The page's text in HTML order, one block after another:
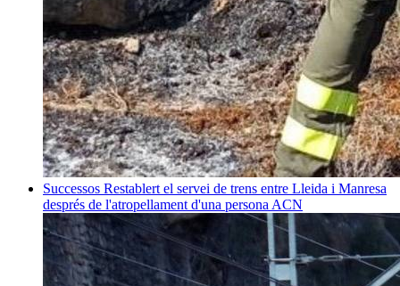
Successos Restablert el servei de trens entre Lleida i Manresa
després de l'atropellament d'una persona ACN